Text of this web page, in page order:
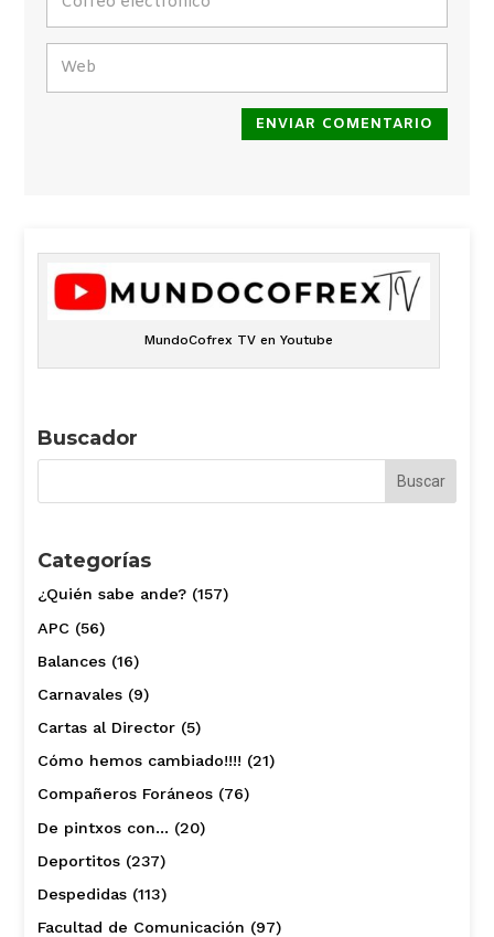
ENVIAR COMENTARIO
MundoCofrex TV en Youtube
Buscador
Categorías
¿Quién sabe ande?(157)
APC(56)
Balances(16)
Carnavales(9)
Cartas al Director(5)
Cómo hemos cambiado!!!! (21)
Compañeros Foráneos(76)
De pintxos con… (20)
Deportitos(237)
Despedidas(113)
Facultad de Comunicación (97)